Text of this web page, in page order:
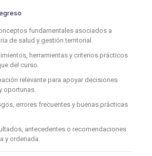
fundamentales asociados a
de salud y gestión territorial.
herramientas y criterios prácticos
del curso.
relevante para apoyar decisiones
oportunas.
errores frecuentes y buenas prácticas
antecedentes o recomendaciones
y ordenada.